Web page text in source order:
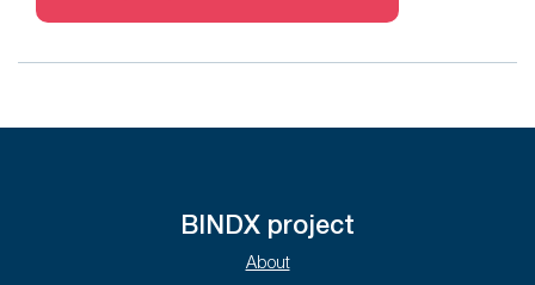
BINDX project
About